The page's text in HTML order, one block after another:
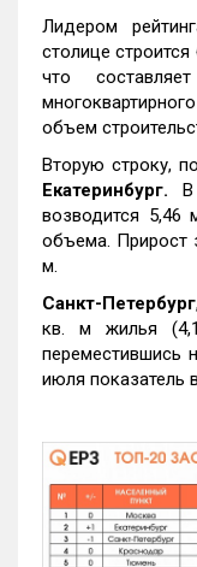
Лидером
столице
что
объем
Вторую строку,
Екатеринбург. В
возводится 5,46
объема. Прирост
м.
Санкт-Петербург
кв. м жилья
переместившись
июля показатель